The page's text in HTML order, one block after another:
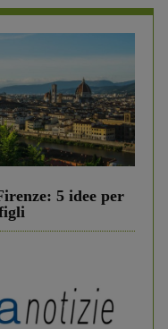
5 idee per